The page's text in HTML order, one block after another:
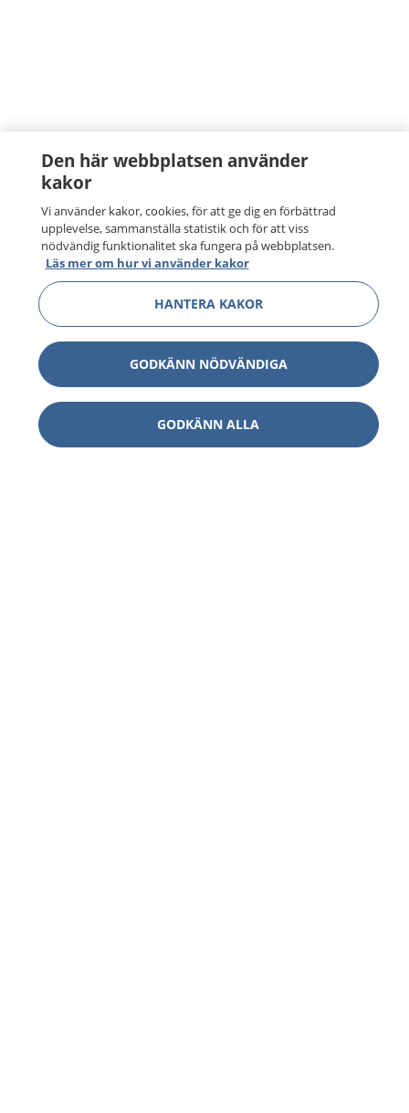
Den här webbplatsen använder
kakor
Vi använder kakor, cookies, för att ge dig en förbättrad
upplevelse, sammanställa statistik och för att viss
nödvändig funktionalitet ska fungera på webbplatsen.
Läs mer om hur vi använder kakor
HANTERA KAKOR
GODKÄNN NÖDVÄNDIGA
GODKÄNN ALLA